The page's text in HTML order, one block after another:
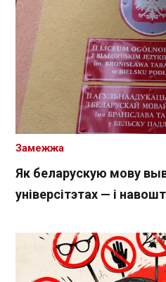
Як беларускую мову
універсітэтах — і
Замежжа